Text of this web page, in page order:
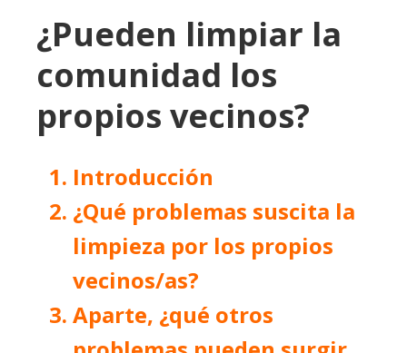
¿Pueden limpiar la
comunidad los
propios vecinos?
Introducción
¿Qué problemas suscita la
limpieza por los propios
vecinos/as?
Aparte, ¿qué otros